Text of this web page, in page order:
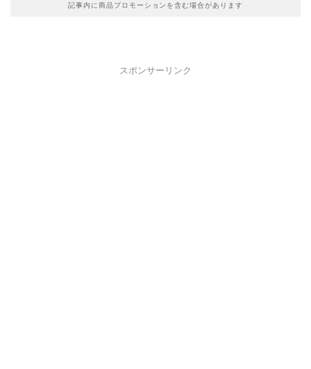
記事内に商品プロモーションを含む場合があります
スポンサーリンク